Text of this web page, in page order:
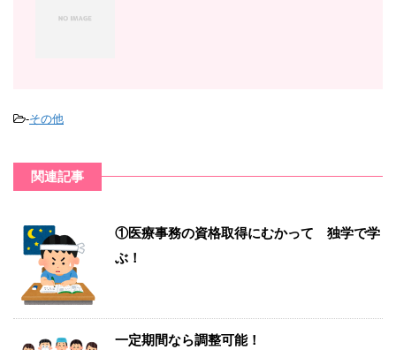
-その他
関連記事
①医療事務の資格取得にむかって 独学で学
ぶ！
一定期間なら調整可能！